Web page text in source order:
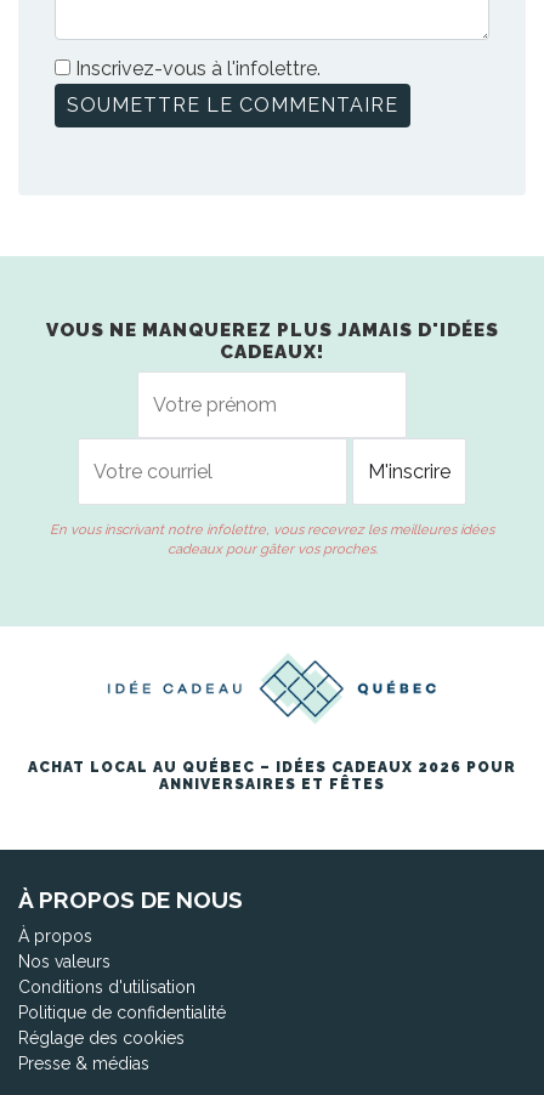
Inscrivez-vous à l'infolettre.
VOUS NE MANQUEREZ PLUS JAMAIS D'IDÉES
CADEAUX!
En vous inscrivant notre infolettre, vous recevrez les meilleures idées
cadeaux pour gâter vos proches.
ACHAT LOCAL AU QUÉBEC – IDÉES CADEAUX 2026 POUR
ANNIVERSAIRES ET FÊTES
À PROPOS DE NOUS
À propos
Nos valeurs
Conditions d'utilisation
Politique de confidentialité
Réglage des cookies
Presse & médias